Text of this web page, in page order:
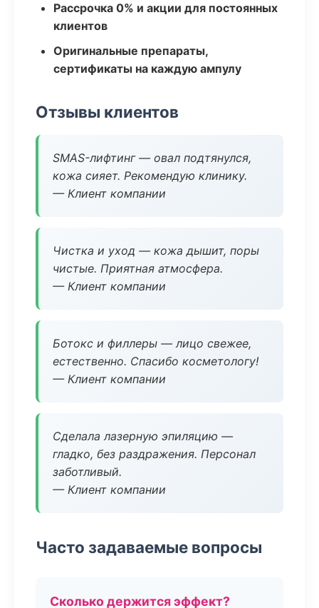
Рассрочка 0% и акции для постоянных
клиентов
Оригинальные препараты,
сертификаты на каждую ампулу
Отзывы клиентов
SMAS-лифтинг — овал подтянулся,
кожа сияет. Рекомендую клинику.
— Клиент компании
Чистка и уход — кожа дышит, поры
чистые. Приятная атмосфера.
— Клиент компании
Ботокс и филлеры — лицо свежее,
естественно. Спасибо косметологу!
— Клиент компании
Сделала лазерную эпиляцию —
гладко, без раздражения. Персонал
заботливый.
— Клиент компании
Часто задаваемые вопросы
Сколько держится эффект?